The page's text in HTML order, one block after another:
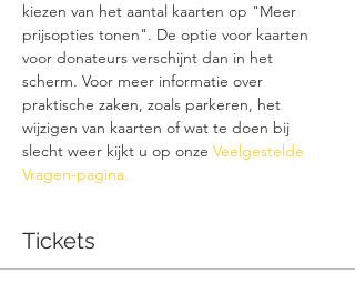
kiezen van het aantal kaarten op "Meer
prijsopties tonen". De optie voor kaarten
voor donateurs verschijnt dan in het
scherm. Voor meer informatie over
praktische zaken, zoals parkeren, het
wijzigen van kaarten of wat te doen bij
slecht weer kijkt u op onze Veelgestelde
Vragen-pagina.
Tickets